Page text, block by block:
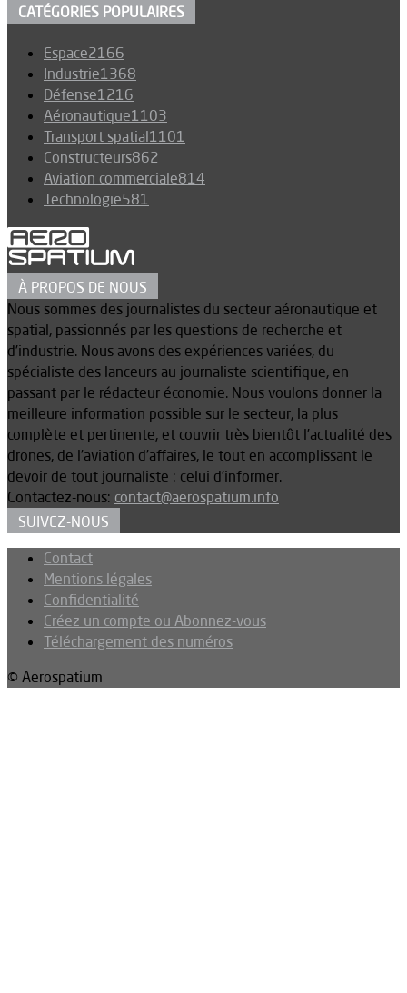
CATÉGORIES POPULAIRES
Espace2166
Industrie1368
Défense1216
Aéronautique1103
Transport spatial1101
Constructeurs862
Aviation commerciale814
Technologie581
À PROPOS DE NOUS
Nous sommes des journalistes du secteur aéronautique et
spatial, passionnés par les questions de recherche et
d’industrie. Nous avons des expériences variées, du
spécialiste des lanceurs au journaliste scientifique, en
passant par le rédacteur économie. Nous voulons donner la
meilleure information possible sur le secteur, la plus
complète et pertinente, et couvrir très bientôt l’actualité des
drones, de l’aviation d’affaires, le tout en accomplissant le
devoir de tout journaliste : celui d’informer.
Contactez-nous: contact@aerospatium.info
SUIVEZ-NOUS
Contact
Mentions légales
Confidentialité
Créez un compte ou Abonnez-vous
Téléchargement des numéros
© Aerospatium